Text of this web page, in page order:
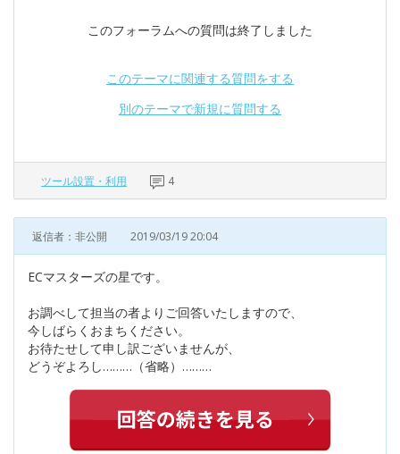
このフォーラムへの質問は終了しました
このテーマに関連する質問をする
別のテーマで新規に質問する
ツール設置・利用 4
返信者：非公開 2019/03/19 20:04
ECマスターズの星です。
お調べして担当の者よりご回答いたしますので、
今しばらくおまちください。
お待たせして申し訳ございませんが、
どうぞよろし………（省略）………